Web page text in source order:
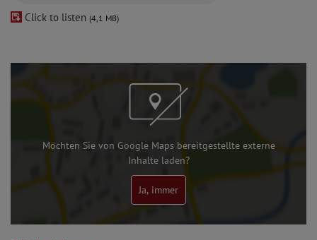
Click to listen (4,1 MB)
Möchten Sie von Google Maps bereitgestellte externe
Inhalte laden?
Ja, immer